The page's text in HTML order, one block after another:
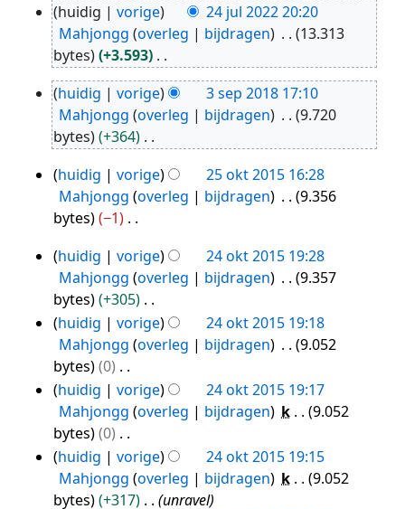
24
jul
2022
huidig vorige
24 jul 2022 20:20
Mahjongg overleg bijdragen
13.313
bytes
+3.593
G
e
e
n
e
w
e
r
i
n
g
s
s
a
m
e
n
3
sep
2018
huidig vorige
3 sep 2018 17:10
Mahjongg overleg bijdragen
9.720
bytes
+364
e
n
e
w
e
r
i
n
g
s
s
a
m
25
okt
2015
huidig vorige
25 okt 2015 16:28
Mahjongg overleg bijdragen
9.356
bytes
−1
e
n
b
w
e
k
i
n
g
24
okt
2015
huidig vorige
24 okt 2015 19:28
Mahjongg overleg bijdragen
9.357
bytes
+305
G
e
n
b
e
w
r
huidig vorige
24 okt 2015 19:18
Mahjongg overleg bijdragen
9.052
bytes
0
G
e
n
b
e
huidig vorige
24 okt 2015 19:17
Mahjongg overleg bijdragen k
9.052
bytes
0
G
e
huidig vorige
24 okt 2015 19:15
Mahjongg overleg bijdragen k
9.052
bytes
+317
unravel